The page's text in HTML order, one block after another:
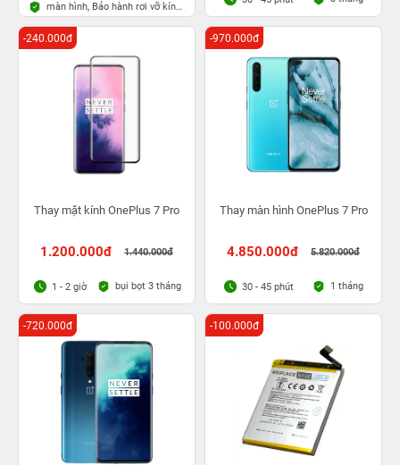
màn hình, Bảo hành rơi vỡ kính
1 lần trong 3 tháng
Thay mặt kính OnePlus 7 Pro
1.200.000đ 1.440.000đ
-240.000đ
1 - 2 giờ bụi bọt 3 tháng
Thay màn hình OnePlus 7 Pro
4.850.000đ 5.820.000đ
-970.000đ
30 - 45 phút 1 tháng
-720.000đ -100.000đ